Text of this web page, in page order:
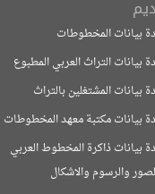
المخطوطات
التراث العربي المطبوع
المشتغلين بالتراث
مكتبة معهد المخطوطات
ذاكرة المخطوط العربي
والاشكال